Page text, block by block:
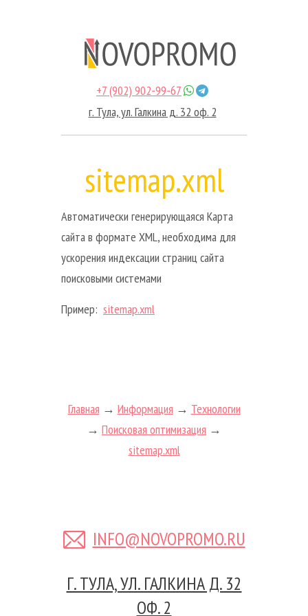
+7 (902) 902-99-67
г. Тула, ул. Галкина д. 32 оф. 2
sitemap.xml
Автоматически генерирующаяся Карта
сайта в формате XML, необходима для
ускорения индексации страниц сайта
поисковыми системами
Пример: sitemap.xml
Главная → Информация → Технологии
→ Поисковая оптимизация →
sitemap.xml
INFO@NOVOPROMO.RU
Г. ТУЛА, УЛ. ГАЛКИНА Д. 32
ОФ. 2